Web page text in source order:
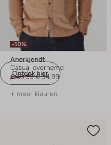
Ontdek hier
-50%
Anerkjendt
Casual overhemd
€ 69,99 € 34,99
+ meer kleuren